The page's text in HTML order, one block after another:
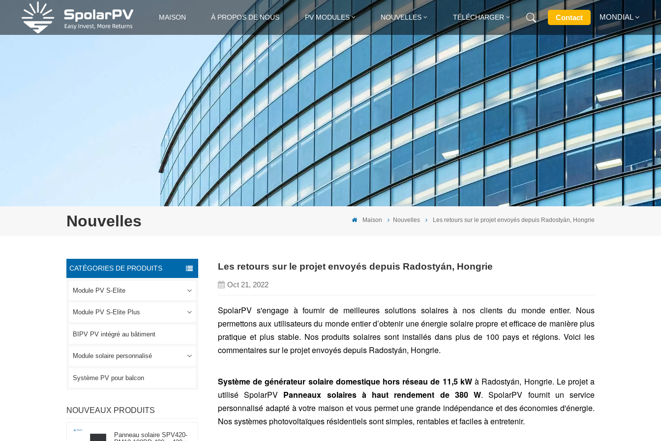
MAISON À PROPOS DE NOUS PV MODULES NOUVELLES TÉLÉCHARGER Contact MONDIAL
English
Français
Deutsch
Русский
Italiano
Español
Nouvelles Maison Nouvelles Les retours sur le projet envoyés depuis Radostyán, Hongrie
Les retours sur le projet envoyés depuis Radostyán, Hongrie
Oct 21, 2022
SpolarPV s'engage à fournir de meilleures solutions solaires à nos clients du monde entier. Nous
permettons aux utilisateurs du monde entier d’obtenir une énergie solaire propre et efficace de manière plus
pratique et plus stable. Nos produits solaires sont installés dans plus de 100 pays et régions. Voici les
commentaires sur le projet envoyés depuis Radostyán, Hongrie.
Système de générateur solaire domestique hors réseau de 11,5 kWà Radostyán, Hongrie. Le projet a
utilisé SpolarPV Panneaux solaires à haut rendement de 380 W. SpolarPV fournit un service
personnalisé adapté à votre maison et vous permet une grande indépendance et des économies d'énergie.
Nos systèmes photovoltaïques résidentiels sont simples, rentables et faciles à entretenir.
CATÉGORIES DE PRODUITS
Module PV S-Elite
Module PV S-Elite Plus
BIPV PV intégré au bâtiment
Module solaire personnalisé
Système PV pour balcon
NOUVEAUX PRODUITS
Panneau solaire SPV420-